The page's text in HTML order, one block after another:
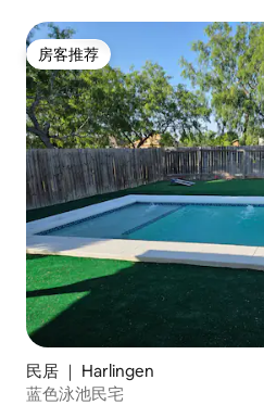
房客推荐
房客推荐
民居 ｜ Harlingen
蓝色泳池民宅